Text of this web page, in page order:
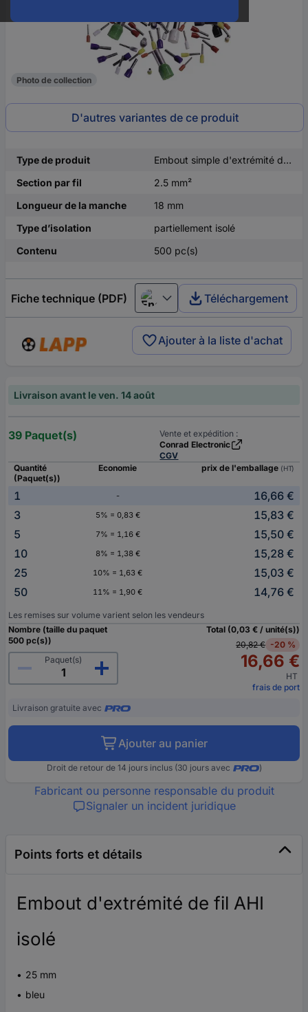
Photo de collection
D'autres variantes de ce produit
Type de produit
Embout simple d'extrémité de câble
Section par fil
2.5 mm²
Longueur de la manche
18 mm
Type d’isolation
partiellement isolé
Contenu
500 pc(s)
Fiche technique (PDF) English Téléchargement
Ajouter à la liste d'achat
Livraison avant le ven. 14 août
39 Paquet(s)
Vente et expédition :
Conrad Electronic
CGV
Quantité
(Paquet(s))
Economie prix de l'emballage (HT)
1 -
16,66 €
3
5% = 0,83 €
15,83 €
5
7% = 1,16 €
15,50 €
10
8% = 1,38 €
15,28 €
25
10% = 1,63 €
15,03 €
50
11% = 1,90 € 14,76 €
Les remises sur volume varient selon les vendeurs
Nombre (taille du paquet
500 pc(s))
Paquet(s)
Total (0,03 € / unité(s))
20,82 € -20 %
16,66 €
HT
frais de port
Livraison gratuite avec
Ajouter au panier
Droit de retour de 14 jours inclus (30 jours avec )
Fabricant ou personne responsable du produit
Signaler un incident juridique
Points forts et détails
Embout d'extrémité de fil AHI
isolé
25 mm
bleu